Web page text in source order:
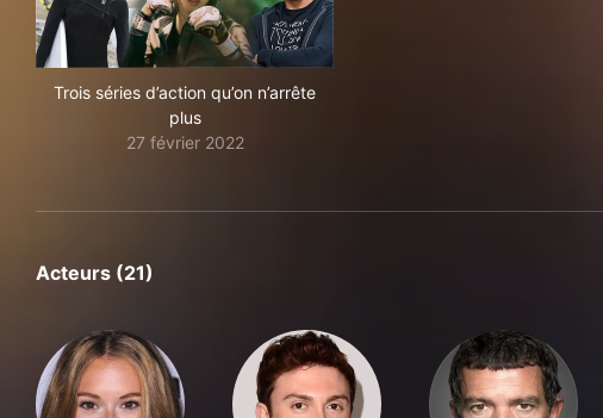
Trois séries d’action qu’on n’arrête
plus
27 février 2022
Acteurs (21)